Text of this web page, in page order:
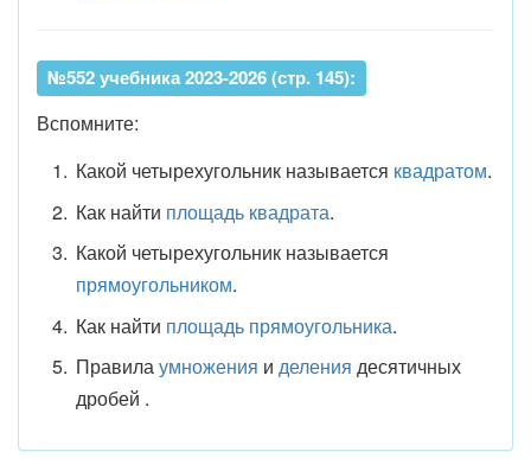
№552 учебника 2023-2026 (стр. 145):
Вспомните:
Какой четырехугольник называется квадратом.
Как найти площадь квадрата.
Какой четырехугольник называется
прямоугольником.
Как найти площадь прямоугольника.
Правилаумножения и деления десятичных
дробей .